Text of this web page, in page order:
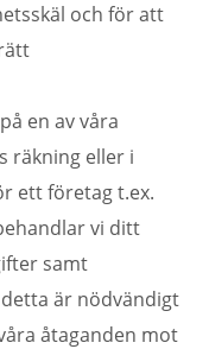
och för att
en av våra
räkning eller i
ett företag t.ex.
vi ditt
samt
är nödvändigt
åtaganden mot